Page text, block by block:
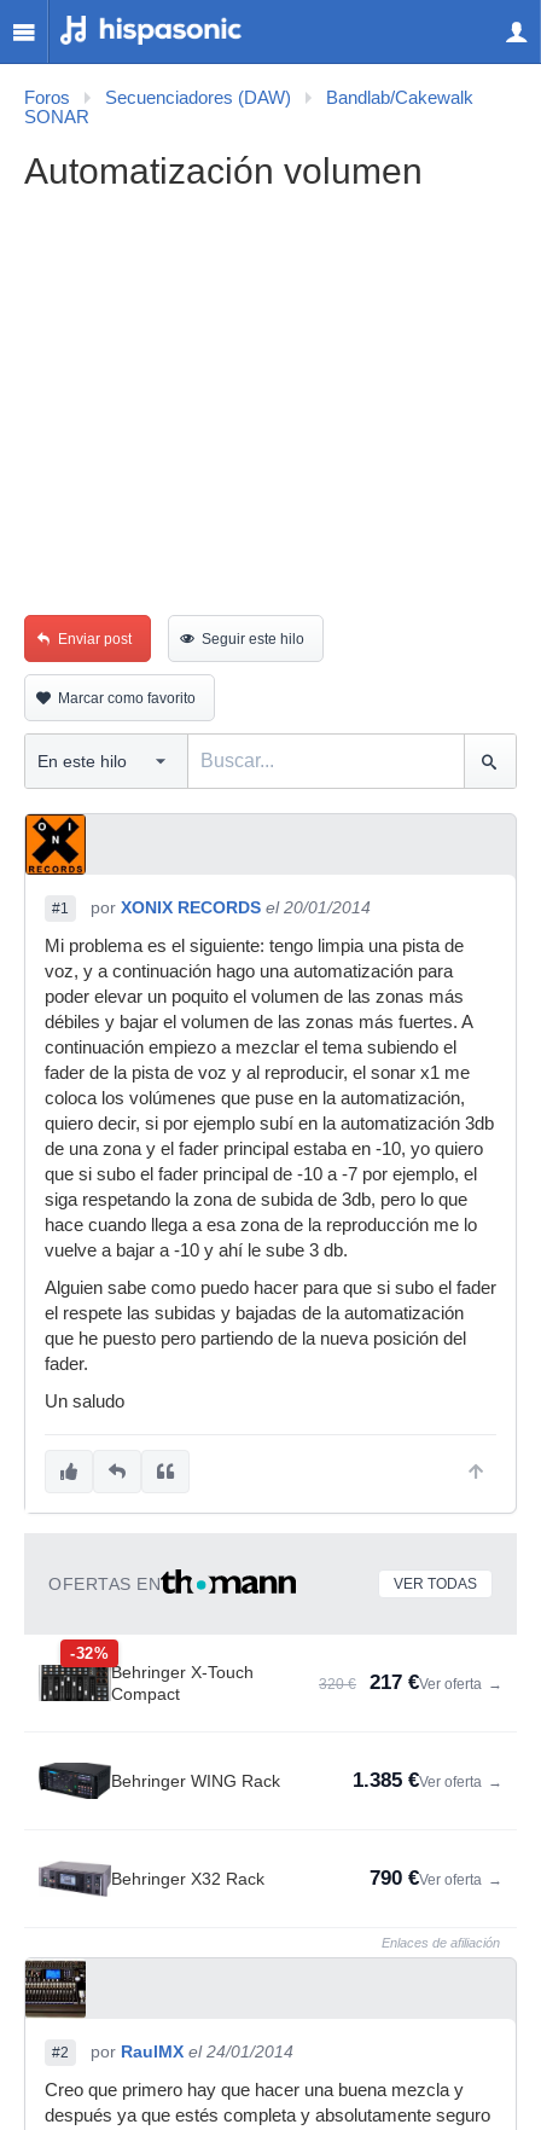
Foros Secuenciadores (DAW)
Bandlab/Cakewalk
SONAR
Automatización volumen
Enviar post Seguir este hilo
Marcar como favorito
#1 por XONIX RECORDS el 20/01/2014
Mi problema es el siguiente: tengo limpia una pista de
voz, y a continuación hago una automatización para
poder elevar un poquito el volumen de las zonas más
débiles y bajar el volumen de las zonas más fuertes. A
continuación empiezo a mezclar el tema subiendo el
fader de la pista de voz y al reproducir, el sonar x1 me
coloca los volúmenes que puse en la automatización,
quiero decir, si por ejemplo subí en la automatización 3db
de una zona y el fader principal estaba en -10, yo quiero
que si subo el fader principal de -10 a -7 por ejemplo, el
siga respetando la zona de subida de 3db, pero lo que
hace cuando llega a esa zona de la reproducción me lo
vuelve a bajar a -10 y ahí le sube 3 db.
Alguien sabe como puedo hacer para que si subo el fader
el respete las subidas y bajadas de la automatización
que he puesto pero partiendo de la nueva posición del
fader.
Un saludo
OFERTAS EN VER TODAS
-32%
Behringer X-Touch
Compact
320 € 217 €Ver oferta →
Behringer WING Rack 1.385 €Ver oferta →
Behringer X32 Rack 790 €Ver oferta →
Enlaces de afiliación
#2 por RaulMX el 24/01/2014
Creo que primero hay que hacer una buena mezcla y
después ya que estés completa y absolutamente seguro